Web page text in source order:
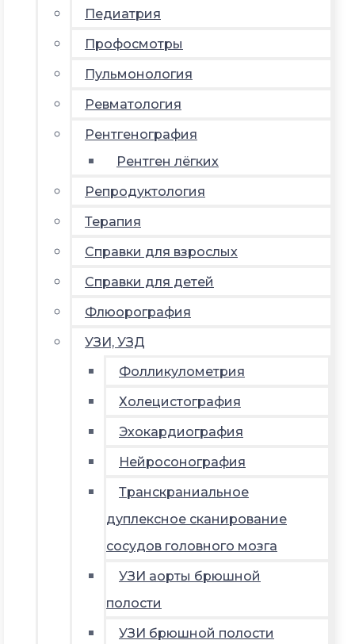
Педиатрия
Профосмотры
Пульмонология
Ревматология
Рентгенография
Рентген лёгких
Репродуктология
Терапия
Справки для взрослых
Справки для детей
Флюорография
УЗИ, УЗД
Фолликулометрия
Холецистография
Эхокардиография
Нейросонография
Транскраниальное
дуплексное сканирование
сосудов головного мозга
УЗИ аорты брюшной
полости
УЗИ брюшной полости